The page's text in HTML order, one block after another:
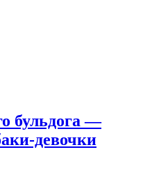
бульдога —
девочки